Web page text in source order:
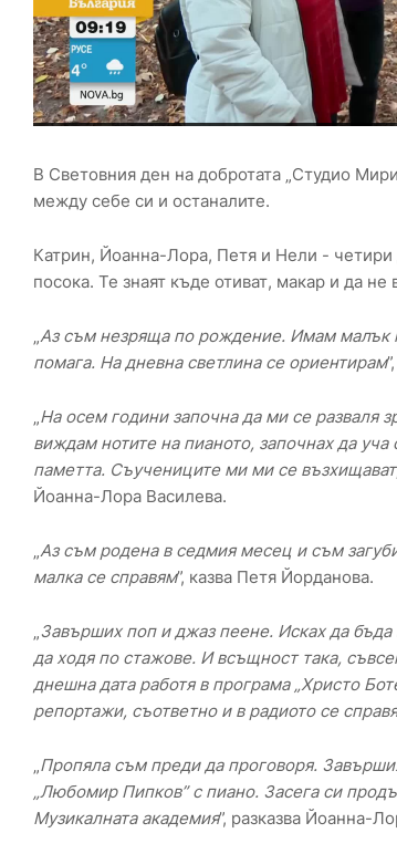
В Световния ден на добротата „Студио
между себе си и останалите.
Катрин, Йоанна-Лора, Петя и Нели - четири
посока. Те знаят къде отиват, макар и да
„Аз съм незряща по рождение. Имам малък
помага. На дневна светлина се ориентирам
„На осем години започна да ми се разваля
виждам нотите на пианото, започнах да уча
паметта. Съучениците ми ми се
Йоанна-Лора Василева.
„Аз съм родена в седмия месец и съм
малка се справям”, казва Петя Йорданова.
„Завърших поп и джаз пеене. Исках да
да ходя по стажове. И всъщност така,
днешна дата работя в програма „Христо
репортажи, съответно и в радиото се
„Пропяла съм преди да проговоря.
„Любомир Пипков” с пиано. Засега си
Музикалната академия”, разказва Йоанна-